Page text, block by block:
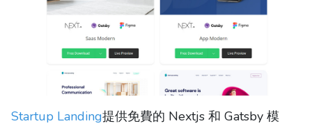
Startup Landing提供免費的 Nextjs 和 Gatsby 模